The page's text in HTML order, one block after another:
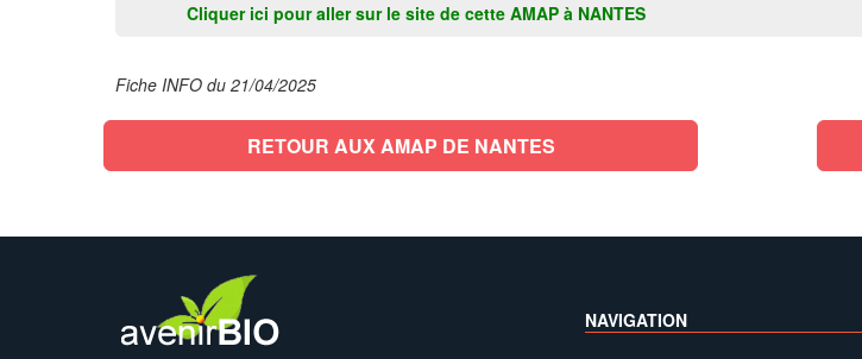
Cliquer ici pour aller sur le site de cette AMAP à NANTES
Fiche INFO du 21/04/2025
RETOUR AUX AMAP DE NANTES
NAVIGATION